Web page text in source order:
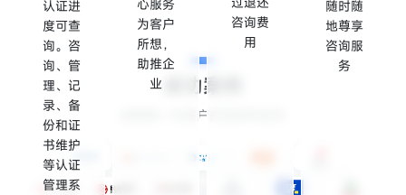
认证进
度可查
询。咨
询、管
理、记
录、备
份和证
书维护
等认证
管理系
心服务
为客户
所想，
助推企
业
咨询费
用
随时随
地尊享
咨询服
务
成功案例
感谢每一位客户的选择和信任